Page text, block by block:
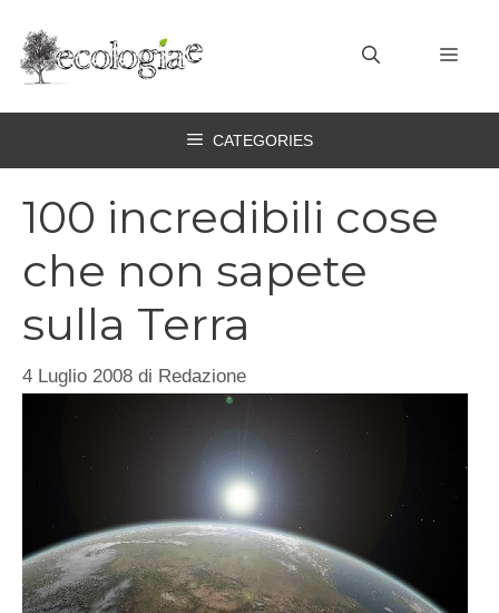
contenuto
CATEGORIES
100 incredibili cose
che non sapete
sulla Terra
4 Luglio 2008 di Redazione